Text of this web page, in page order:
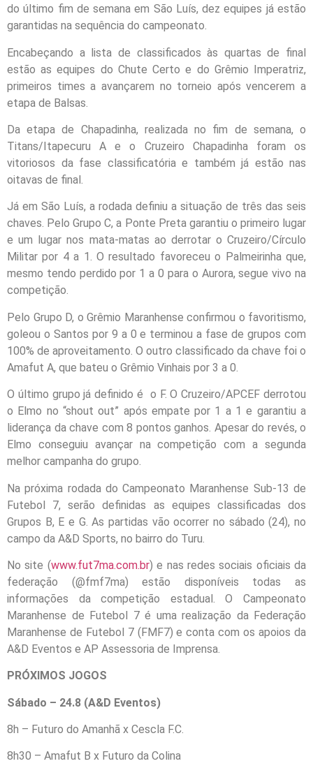
do último fim de semana em São Luís, dez equipes já estão
garantidas na sequência do campeonato.
Encabeçando a lista de classificados às quartas de final
estão as equipes do Chute Certo e do Grêmio Imperatriz,
primeiros times a avançarem no torneio após vencerem a
etapa de Balsas.
Da etapa de Chapadinha, realizada no fim de semana, o
Titans/Itapecuru A e o Cruzeiro Chapadinha foram os
vitoriosos da fase classificatória e também já estão nas
oitavas de final.
Já em São Luís, a rodada definiu a situação de três das seis
chaves. Pelo Grupo C, a Ponte Preta garantiu o primeiro lugar
e um lugar nos mata-matas ao derrotar o Cruzeiro/Círculo
Militar por 4 a 1. O resultado favoreceu o Palmeirinha que,
mesmo tendo perdido por 1 a 0 para o Aurora, segue vivo na
competição.
Pelo Grupo D, o Grêmio Maranhense confirmou o favoritismo,
goleou o Santos por 9 a 0 e terminou a fase de grupos com
100% de aproveitamento. O outro classificado da chave foi o
Amafut A, que bateu o Grêmio Vinhais por 3 a 0.
O último grupo já definido é o F. O Cruzeiro/APCEF derrotou
o Elmo no “shout out” após empate por 1 a 1 e garantiu a
liderança da chave com 8 pontos ganhos. Apesar do revés, o
Elmo conseguiu avançar na competição com a segunda
melhor campanha do grupo.
Na próxima rodada do Campeonato Maranhense Sub-13 de
Futebol 7, serão definidas as equipes classificadas dos
Grupos B, E e G. As partidas vão ocorrer no sábado (24), no
campo da A&D Sports, no bairro do Turu.
No site (www.fut7ma.com.br) e nas redes sociais oficiais da
federação (@fmf7ma) estão disponíveis todas as
informações da competição estadual. O Campeonato
Maranhense de Futebol 7 é uma realização da Federação
Maranhense de Futebol 7 (FMF7) e conta com os apoios da
A&D Eventos e AP Assessoria de Imprensa.
PRÓXIMOS JOGOS
Sábado – 24.8 (A&D Eventos)
8h – Futuro do Amanhã x Cescla F.C.
8h30 – Amafut B x Futuro da Colina